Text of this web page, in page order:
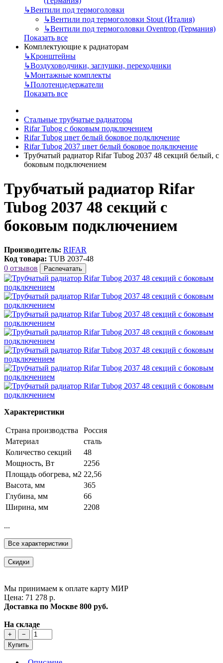
↳Вентили под термоголовки
↳Вентили под термоголовки Stout (Италия)
↳Вентили под термоголовки Oventrop (Германия)
Показать все
Комплектующие к радиаторам
↳Кронштейны
↳Воздуховодчики, заглушки, переходники
↳Монтажные комплекты
↳Полотенцедержатели
Показать все
Стальные трубчатые радиаторы
Rifar Tubog с боковым подключением
Rifar Tubog цвет белый боковое подключение
Rifar Tubog 2037 цвет белый боковое подключение
Трубчатый радиатор Rifar Tubog 2037 48 секций белый, с
боковым подключением
Трубчатый радиатор Rifar
Tubog 2037 48 секций с
боковым подключением
Производитель: RIFAR
Код товара: TUB 2037-48
0 отзывов
Распечатать
Характеристики
Страна производства
Россия
Материал
сталь
Количество секций
48
Мощность, Вт
2256
Площадь обогрева, м2 22,56
Высота, мм
365
Глубина, мм
66
Ширина, мм
2208
...
Все характеристики
Скидки
Мы принимаем к оплате карту МИР
Цена: 71 278 р.
Доставка по Москве 800 руб.
На складе
+
−
Купить